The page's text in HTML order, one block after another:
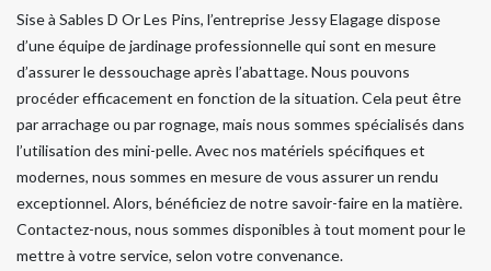
Sise à Sables D Or Les Pins, l’entreprise Jessy Elagage dispose
d’une équipe de jardinage professionnelle qui sont en mesure
d’assurer le dessouchage après l’abattage. Nous pouvons
procéder efficacement en fonction de la situation. Cela peut être
par arrachage ou par rognage, mais nous sommes spécialisés dans
l’utilisation des mini-pelle. Avec nos matériels spécifiques et
modernes, nous sommes en mesure de vous assurer un rendu
exceptionnel. Alors, bénéficiez de notre savoir-faire en la matière.
Contactez-nous, nous sommes disponibles à tout moment pour le
mettre à votre service, selon votre convenance.